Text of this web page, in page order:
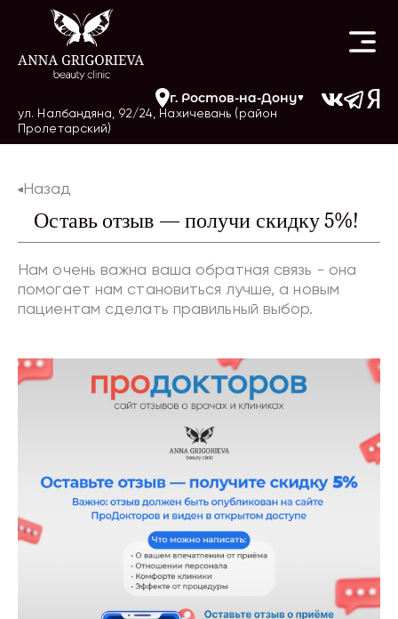
г. Ростов-на-Дону
ул. Налбандяна, 92/24, Нахичевань (район
Пролетарский)
Назад
Оставь отзыв — получи скидку 5%!
Нам очень важна ваша обратная связь - она
помогает нам становиться лучше, а новым
пациентам сделать правильный выбор.